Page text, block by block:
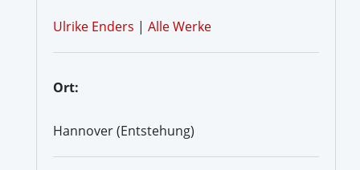
Ulrike Enders | Alle Werke
Ort:
Hannover (Entstehung)